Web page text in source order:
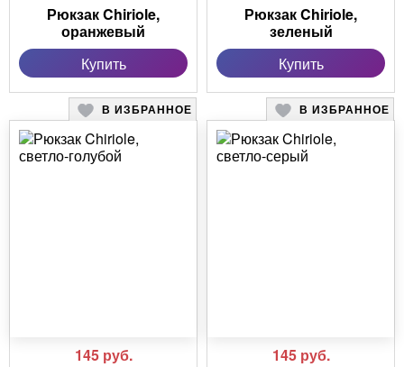
Рюкзак Chiriole,
оранжевый
Купить
Рюкзак Chiriole,
зеленый
Купить
В ИЗБРАННОЕ
145 руб.
В ИЗБРАННОЕ
145 руб.